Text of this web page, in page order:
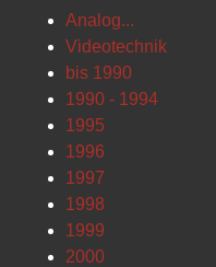
Analog...
Videotechnik
bis 1990
1990 - 1994
1995
1996
1997
1998
1999
2000